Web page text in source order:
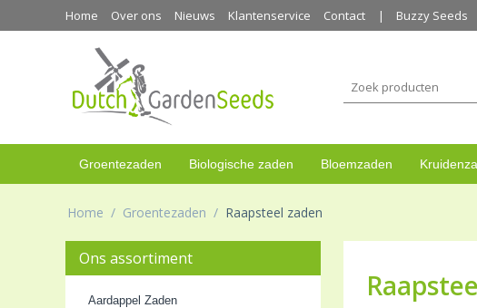
Home Over ons Nieuws Klantenservice Contact Buzzy Seeds
Groentezaden Biologische zaden Bloemzaden
Home / Groentezaden / Raapsteel zaden
Ons assortiment
Aardappel Zaden